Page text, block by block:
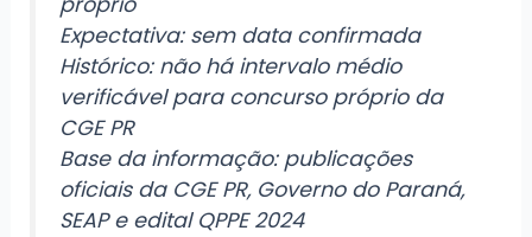
Expectativa: sem data confirmada
Histórico: não há intervalo médio
verificável para concurso próprio da
CGE PR
Base da informação: publicações
oficiais da CGE PR, Governo do Paraná,
SEAP e edital QPPE 2024